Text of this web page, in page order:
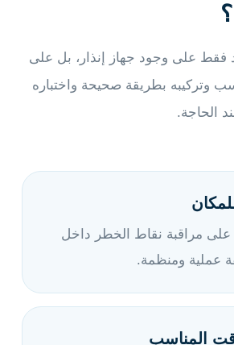
فقط على وجود جهاز إنذار، بل على
وتركيبه بطريقة صحيحة واختباره
الحاجة.
مراقبة نقاط الخطر داخل
عملية ومنظمة.
المناسب